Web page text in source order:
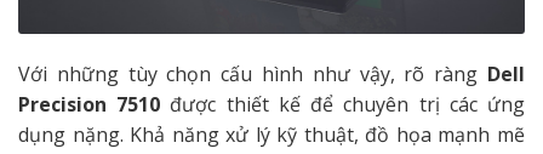
Với những tùy chọn cấu hình như vậy, rõ ràng Dell
Precision 7510 được thiết kế để chuyên trị các ứng
dụng nặng. Khả năng xử lý kỹ thuật, đồ họa mạnh mẽ